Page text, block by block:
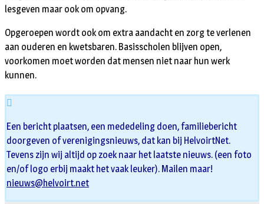
lesgeven maar ook om opvang.
Opgeroepen wordt ook om extra aandacht en zorg te verlenen
aan ouderen en kwetsbaren. Basisscholen blijven open,
voorkomen moet worden dat mensen niet naar hun werk
kunnen.
Een bericht plaatsen, een mededeling doen, familiebericht
doorgeven of verenigingsnieuws, dat kan bij HelvoirtNet.
Tevens zijn wij altijd op zoek naar het laatste nieuws. (een foto
en/of logo erbij maakt het vaak leuker). Mailen maar!
nieuws@helvoirt.net